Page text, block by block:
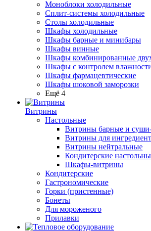
Моноблоки холодильные
Сплит-системы холодильные
Столы холодильные
Шкафы холодильные
Шкафы барные и минибары
Шкафы винные
Шкафы комбинированные
Шкафы с контролем
Шкафы фармацевтические
Шкафы шоковой заморозки
Ещё 4
Витрины
Настольные
Витрины барные и
Витрины для
Витрины нейтральные
Кондитерские
Шкафы-витрины
Кондитерские
Гастрономические
Горки (пристенные)
Бонеты
Для мороженого
Прилавки